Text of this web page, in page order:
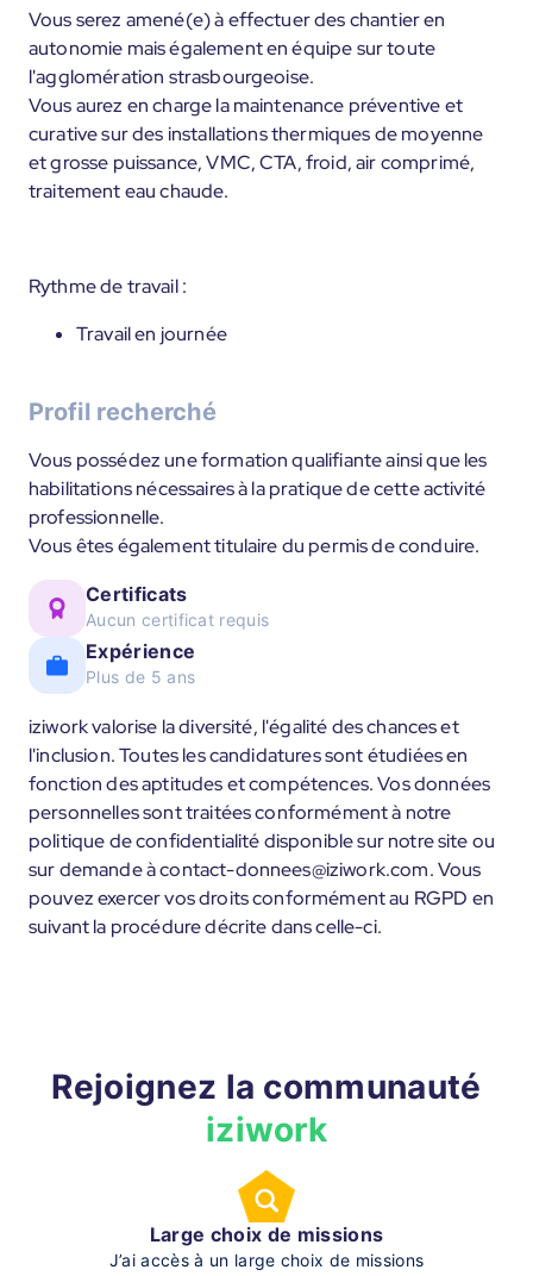
Vous serez amené(e) à effectuer des chantier en
autonomie mais également en équipe sur toute
l'agglomération strasbourgeoise.
Vous aurez en charge la maintenance préventive et
curative sur des installations thermiques de moyenne
et grosse puissance, VMC, CTA, froid, air comprimé,
traitement eau chaude.
Rythme de travail :
Travail en journée
Profil recherché
Vous possédez une formation qualifiante ainsi que les
habilitations nécessaires à la pratique de cette activité
professionnelle.
Vous êtes également titulaire du permis de conduire.
Certificats
Aucun certificat requis
Expérience
Plus de 5 ans
iziwork valorise la diversité, l'égalité des chances et
l'inclusion. Toutes les candidatures sont étudiées en
fonction des aptitudes et compétences. Vos données
personnelles sont traitées conformément à notre
politique de confidentialité disponible sur notre site ou
sur demande à contact-donnees@iziwork.com. Vous
pouvez exercer vos droits conformément au RGPD en
suivant la procédure décrite dans celle-ci.
Rejoignez la communauté
iziwork
Large choix de missions
J’ai accès à un large choix de missions